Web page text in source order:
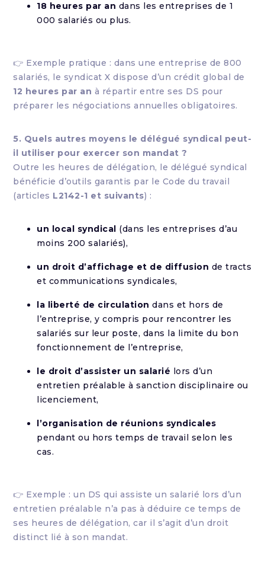
18 heures par an dans les entreprises de 1
000 salariés ou plus.
👉 Exemple pratique : dans une entreprise de 800
salariés, le syndicat X dispose d’un crédit global de
12 heures par an à répartir entre ses DS pour
préparer les négociations annuelles obligatoires.
5. Quels autres moyens le délégué syndical peut-
il utiliser pour exercer son mandat ?
Outre les heures de délégation, le délégué syndical
bénéficie d’outils garantis par le Code du travail
(articles L2142-1 et suivants) :
un local syndical (dans les entreprises d’au
moins 200 salariés),
un droit d’affichage et de diffusion de tracts
et communications syndicales,
la liberté de circulation dans et hors de
l’entreprise, y compris pour rencontrer les
salariés sur leur poste, dans la limite du bon
fonctionnement de l’entreprise,
le droit d’assister un salarié lors d’un
entretien préalable à sanction disciplinaire ou
licenciement,
l’organisation de réunions syndicales
pendant ou hors temps de travail selon les
cas.
👉 Exemple : un DS qui assiste un salarié lors d’un
entretien préalable n’a pas à déduire ce temps de
ses heures de délégation, car il s’agit d’un droit
distinct lié à son mandat.